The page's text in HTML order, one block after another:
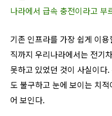
나라에서 급속 충전이라고 부
기존 인프라를 가장 쉽게 이
직까지 우리나라에서는 전기
못하고 있었던 것이 사실이다
도 불구하고 눈에 보이는 치
어 보인다.